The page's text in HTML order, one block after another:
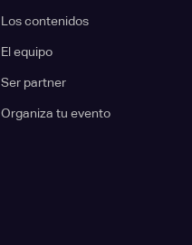
Los contenidos
El equipo
Ser partner
Organiza tu evento